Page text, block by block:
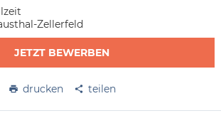
Zellerfeld
JETZT BEWERBEN
drucken teilen